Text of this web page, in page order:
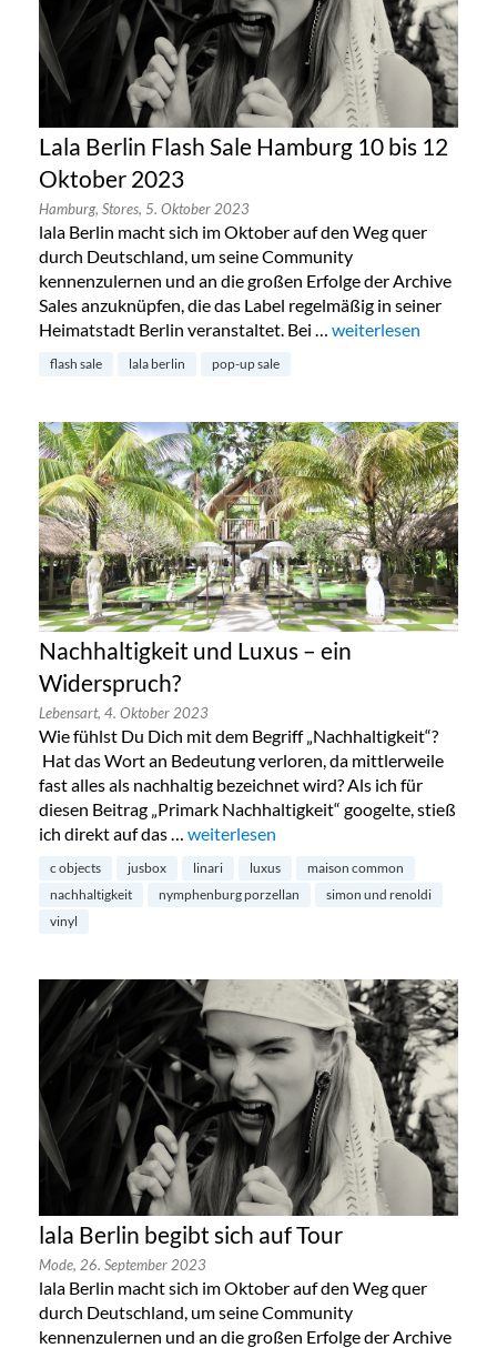
Lala Berlin Flash Sale Hamburg 10 bis 12
Oktober 2023
Hamburg, Stores, 5. Oktober 2023
lala Berlin macht sich im Oktober auf den Weg quer
durch Deutschland, um seine Community
kennenzulernen und an die großen Erfolge der Archive
Sales anzuknüpfen, die das Label regelmäßig in seiner
Heimatstadt Berlin veranstaltet. Bei … „Lala Berlin Flash
weiterlesen
flash sale lala berlin pop-up sale
Nachhaltigkeit und Luxus – ein
Widerspruch?
Lebensart, 4. Oktober 2023
Wie fühlst Du Dich mit dem Begriff „Nachhaltigkeit“?
Hat das Wort an Bedeutung verloren, da mittlerweile
fast alles als nachhaltig bezeichnet wird? Als ich für
diesen Beitrag „Primark Nachhaltigkeit“ googelte, stieß
ich direkt auf das … „Nachhaltigkeit und Luxus – ein
weiterlesen
c objects jusbox linari luxus
maison common
nachhaltigkeit
nymphenburg porzellan
simon und renoldi
vinyl
lala Berlin begibt sich auf Tour
Mode, 26. September 2023
lala Berlin macht sich im Oktober auf den Weg quer
durch Deutschland, um seine Community
kennenzulernen und an die großen Erfolge der Archive